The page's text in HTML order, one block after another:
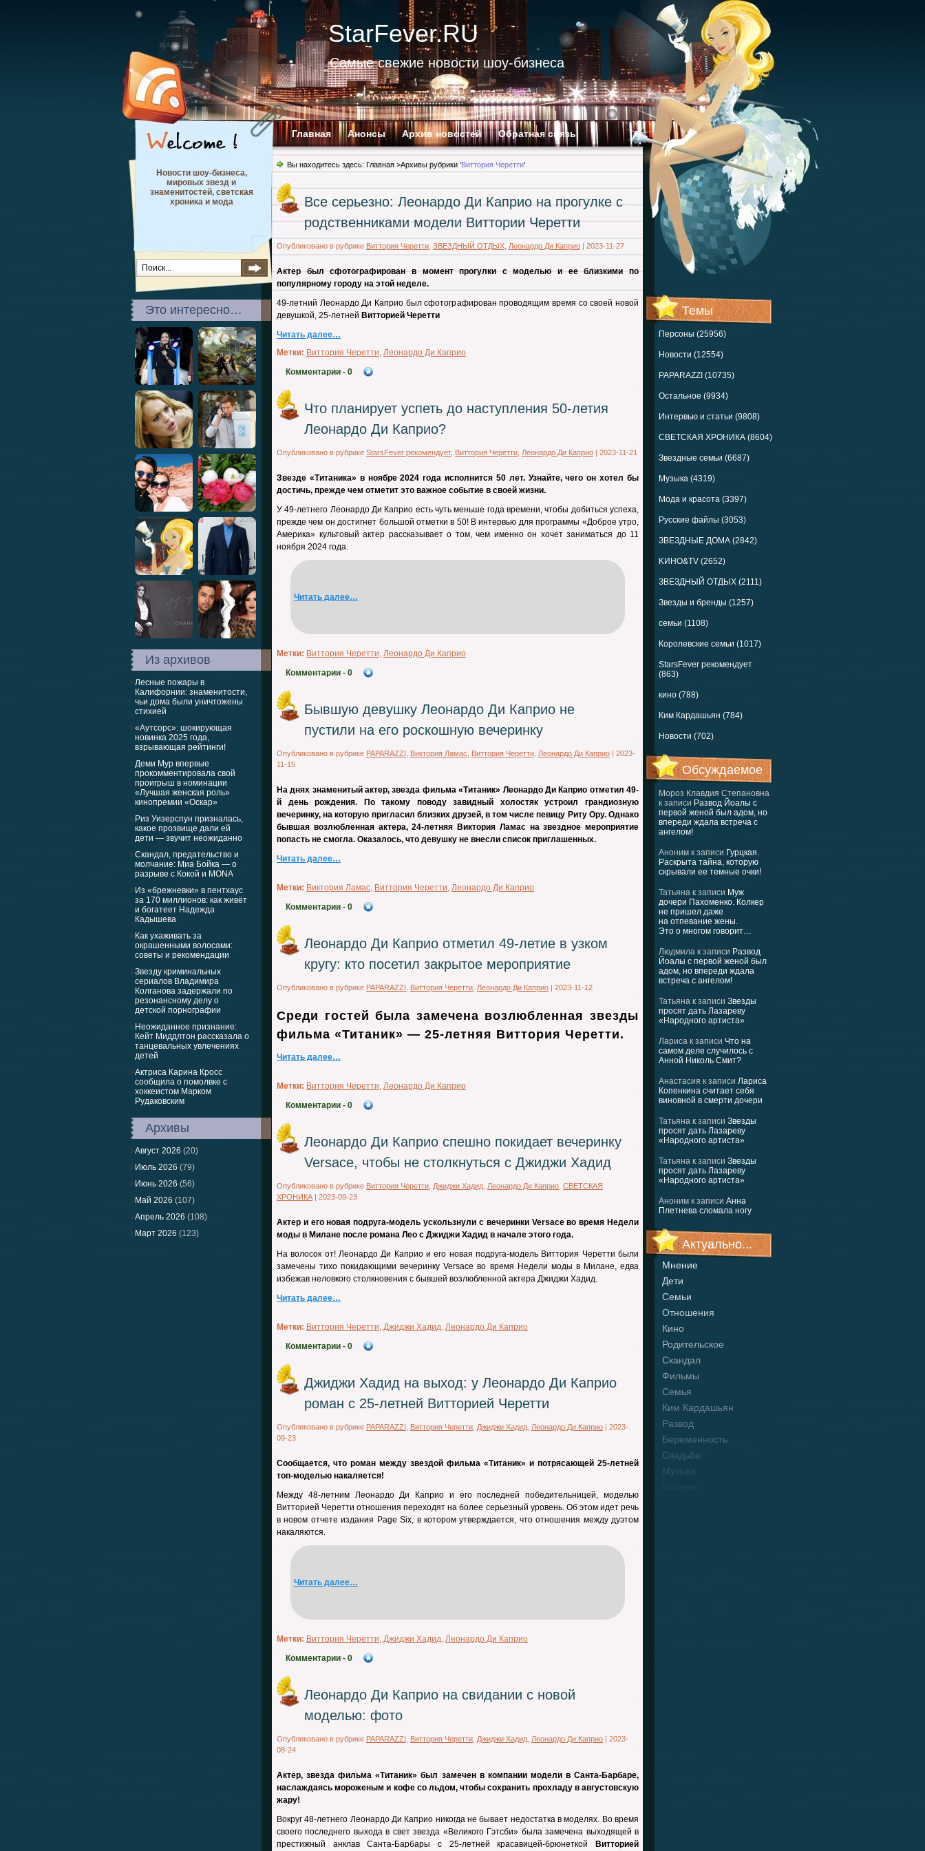
StarFever.RU
Самые свежие новости шоу-бизнеса
Главная Анонсы Архив новостей Обратная связь
Темы
Персоны (25956)
Новости (12554)
PAPARAZZI (10735)
Остальное (9934)
Интервью и статьи (9808)
СВЕТСКАЯ ХРОНИКА (8604)
Звездные семьи (6687)
Музыка (4319)
Мода и красота (3397)
Русские файлы (3053)
ЗВЕЗДНЫЕ ДОМА (2842)
KИНО&TV (2652)
ЗВЕЗДНЫЙ ОТДЫХ (2111)
Звезды и бренды (1257)
семьи (1108)
Королевские семьи (1017)
StarsFever рекомендует
(863)
кино (788)
Ким Кардашьян (784)
Новости (702)
Обсуждаемое
Мороз Клавдия Степановна
к записи Развод Йоалы с
первой женой был адом, но
впереди ждала встреча с
ангелом!
Аноним к записи Гурцкая.
Раскрыта тайна, которую
скрывали ее темные очки!
Татьяна к записи Муж
дочери Пахоменко. Колкер
не пришел даже
на отпевание жены.
Это о многом говорит…
Людмила к записи Развод
Йоалы с первой женой был
адом, но впереди ждала
встреча с ангелом!
Татьяна к записи Звезды
просят дать Лазареву
«Народного артиста»
Лариса к записи Что на
самом деле случилось с
Анной Николь Смит?
Анастасия к записи Лариса
Копенкина считает себя
виновной в смерти дочери
Татьяна к записи Звезды
просят дать Лазареву
«Народного артиста»
Татьяна к записи Звезды
просят дать Лазареву
«Народного артиста»
Аноним к записи Анна
Плетнева сломала ногу
Актуально...
Мнение
Дети
Семьи
Отношения
Кино
Родительское
Скандал
Фильмы
Семья
Ким Кардашьян
Развод
Беременность
Свадьба
Музыка
Новости шоу-бизнеса,
мировых звезд и
знаменитостей, светская
хроника и мода
Это интересно…
Из архивов
Лесные пожары в
Калифорнии: знаменитости,
чьи дома были уничтожены
стихией
«Аутсорс»: шокирующая
новинка 2025 года,
взрывающая рейтинги!
Деми Мур впервые
прокомментировала свой
проигрыш в номинации
«Лучшая женская роль»
кинопремии «Оскар»
Риз Уизерспун призналась,
какое прозвище дали ей
дети — звучит неожиданно
Скандал, предательство и
молчание: Миа Бойка — о
разрыве с Кокой и MONA
Из «брежневки» в пентхаус
за 170 миллионов: как живёт
и богатеет Надежда
Кадышева
Как ухаживать за
окрашенными волосами:
советы и рекомендации
Звезду криминальных
сериалов Владимира
Колганова задержали по
резонансному делу о
детской порнографии
Неожиданное признание:
Кейт Миддлтон рассказала о
танцевальных увлечениях
детей
Актриса Карина Кросс
сообщила о помолвке с
хоккеистом Марком
Рудаковским
Архивы
Август 2026 (20)
Июль 2026 (79)
Июнь 2026 (56)
Май 2026 (107)
Апрель 2026 (108)
Март 2026 (123)
Вы находитесь здесь: Главная >Архивы рубрики ‘Виттория Черетти’
Все серьезно: Леонардо Ди Каприо на прогулке с
родственниками модели Виттории Черетти
Опубликовано в рубрике Виттория Черетти ЗВЕЗДНЫЙ ОТДЫХ Леонардо Ди Каприо | 2023-11-27
Актер был сфотографирован в момент прогулки с моделью и ее близкими по
популярному городу на этой неделе.
49-летний Леонардо Ди Каприо был сфотографирован проводящим время со своей новой
девушкой, 25-летней Витторией Черетти
Читать далее…
Метки: Виттория Черетти, Леонардо Ди Каприо
Комментарии - 0
Что планирует успеть до наступления 50-летия
Леонардо Ди Каприо?
Опубликовано в рубрике StarsFever рекомендует, Виттория Черетти Леонардо Ди Каприо | 2023-11-21
Звезде «Титаника» в ноябре 2024 года исполнится 50 лет. Узнайте, чего он хотел бы
достичь, прежде чем отметит это важное событие в своей жизни.
У 49-летнего Леонардо Ди Каприо есть чуть меньше года времени, чтобы добиться успеха,
прежде чем он достигнет большой отметки в 50! В интервью для программы «Доброе утро,
Америка» культовый актер рассказывает о том, чем именно он хочет заниматься до 11
ноября 2024 года.
Читать далее…
Метки: Виттория Черетти, Леонардо Ди Каприо
Комментарии - 0
Бывшую девушку Леонардо Ди Каприо не
пустили на его роскошную вечеринку
Опубликовано в рубрике PAPARAZZI Виктория Ламас Виттория Черетти Леонардо Ди Каприо | 2023-
11-15
На днях знаменитый актер, звезда фильма «Титаник» Леонардо Ди Каприо отметил 49-
й день рождения. По такому поводу завидный холостяк устроил грандиозную
вечеринку, на которую пригласил близких друзей, в том числе певицу Риту Ору. Однако
бывшая возлюбленная актера, 24-летняя Виктория Ламас на звездное мероприятие
попасть не смогла. Оказалось, что девушку не внесли список приглашенных.
Читать далее…
Метки: Виктория Ламас, Виттория Черетти, Леонардо Ди Каприо
Комментарии - 0
Леонардо Ди Каприо отметил 49-летие в узком
кругу: кто посетил закрытое мероприятие
Опубликовано в рубрике PAPARAZZI Виттория Черетти Леонардо Ди Каприо | 2023-11-12
Среди гостей была замечена возлюбленная звезды
фильма «Титаник» — 25-летняя Виттория Черетти.
Читать далее…
Метки: Виттория Черетти, Леонардо Ди Каприо
Комментарии - 0
Леонардо Ди Каприо спешно покидает вечеринку
Versace, чтобы не столкнуться с Джиджи Хадид
Опубликовано в рубрике Виттория Черетти Джиджи Хадид Леонардо Ди Каприо СВЕТСКАЯ
ХРОНИКА | 2023-09-23
Актер и его новая подруга-модель ускользнули с вечеринки Versace во время Недели
моды в Милане после романа Лео с Джиджи Хадид в начале этого года.
На волосок от! Леонардо Ди Каприо и его новая подруга-модель Виттория Черетти были
замечены тихо покидающими вечеринку Versace во время Недели моды в Милане, едва
избежав неловкого столкновения с бывшей возлюбленной актера Джиджи Хадид.
Читать далее…
Метки: Виттория Черетти, Джиджи Хадид, Леонардо Ди Каприо
Комментарии - 0
Джиджи Хадид на выход: у Леонардо Ди Каприо
роман с 25-летней Витторией Черетти
Опубликовано в рубрике PAPARAZZI Виттория Черетти Джиджи Хадид Леонардо Ди Каприо | 2023-
09-23
Сообщается, что роман между звездой фильма «Титаник» и потрясающей 25-летней
топ-моделью накаляется!
Между 48-летним Леонардо Ди Каприо и его последней победительницей, моделью
Витторией Черетти отношения переходят на более серьезный уровень. Об этом идет речь
в новом отчете издания Page Six, в котором утверждается, что отношения между дуэтом
накаляются.
Читать далее…
Метки: Виттория Черетти, Джиджи Хадид, Леонардо Ди Каприо
Комментарии - 0
Леонардо Ди Каприо на свидании с новой
моделью: фото
Опубликовано в рубрике PAPARAZZI Виттория Черетти Джиджи Хадид Леонардо Ди Каприо | 2023-
08-24
Актер, звезда фильма «Титаник» был замечен в компании модели в Санта-Барбаре,
наслаждаясь мороженым и кофе со льдом, чтобы сохранить прохладу в августовскую
жару!
Вокруг 48-летнего Леонардо Ди Каприо никогда не бывает недостатка в моделях. Во время
своего последнего выхода в свет звезда «Великого Гэтсби» была замечена выходящей в
престижный анклав Санта-Барбары с 25-летней красавицей-брюнеткой
Витторией